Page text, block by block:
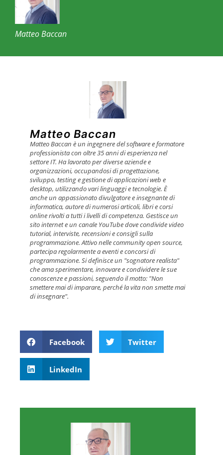
Matteo Baccan
Matteo Baccan
Matteo Baccan è un ingegnere del software e formatore
professionista con oltre 35 anni di esperienza nel
settore IT. Ha lavorato per diverse aziende e
organizzazioni, occupandosi di progettazione,
sviluppo, testing e gestione di applicazioni web e
desktop, utilizzando vari linguaggi e tecnologie. È
anche un appassionato divulgatore e insegnante di
informatica, autore di numerosi articoli, libri e corsi
online rivolti a tutti i livelli di competenza. Gestisce un
sito internet e un canale YouTube dove condivide video
tutorial, interviste, recensioni e consigli sulla
programmazione. Attivo nelle community open source,
partecipa regolarmente a eventi e concorsi di
programmazione. Si definisce un "sognatore realista"
che ama sperimentare, innovare e condividere le sue
conoscenze e passioni, seguendo il motto: "Non
smettere mai di imparare, perché la vita non smette mai
di insegnare".
Facebook Twitter
LinkedIn